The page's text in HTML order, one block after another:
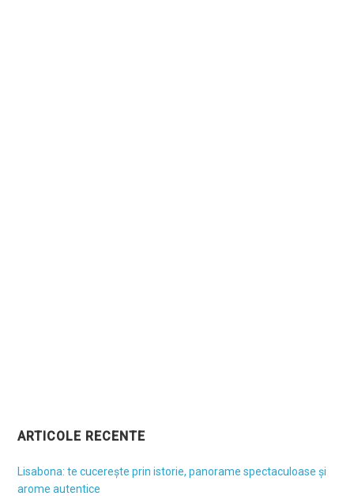
ARTICOLE RECENTE
Lisabona: te cucerește prin istorie, panorame spectaculoase și
arome autentice